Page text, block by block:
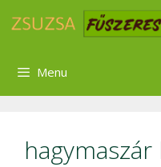
Menu
hagymaszár